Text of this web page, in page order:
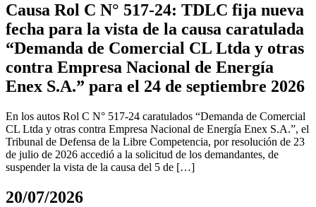
Causa Rol C N° 517-24: TDLC fija nueva
fecha para la vista de la causa caratulada
“Demanda de Comercial CL Ltda y otras
contra Empresa Nacional de Energía
Enex S.A.” para el 24 de septiembre 2026
En los autos Rol C N° 517-24 caratulados “Demanda de Comercial
CL Ltda y otras contra Empresa Nacional de Energía Enex S.A.”, el
Tribunal de Defensa de la Libre Competencia, por resolución de 23
de julio de 2026 accedió a la solicitud de los demandantes, de
suspender la vista de la causa del 5 de […]
20/07/2026